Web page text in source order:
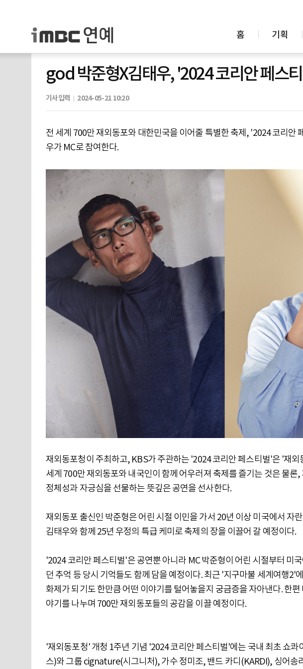
홈 기획
god 박준형X김태우, '2024 코리안 페스
기사입력 2024-05-21 10:20
전 세계 700만 재외동포와 대한민국을 이어줄 특별한 축제, '2024 코리안
우가 MC로 참여한다.
재외동포청이 주최하고, KBS가 주관하는 '2024 코리안 페스티벌'은 '재
세계 700만 재외동포와 내국인이 함께 어우러져 축제를 즐기는 것은 물론
정체성과 자긍심을 선물하는 뜻깊은 공연을 선사한다.
재외동포 출신인 박준형은 어린 시절 이민을 가서 20년 이상 미국에서 자
김태우와 함께 25년 우정의 특급 케미로 축제의 장을 이끌어 갈 예정이다.
'2024 코리안 페스티벌'은 공연뿐 아니라 MC 박준형이 어린 시절부터 미
던 추억 등 당시 기억들도 함께 담을 예정이다. 최근 '지구마불 세계여행2'
화제가 되기도 한만큼 어떤 이야기를 털어놓을지 궁금증을 자아낸다. 한
야기를 나누며 700만 재외동포들의 공감을 이끌 예정이다.
'재외동포청' 개청 1주년 기념 '2024 코리안 페스티벌'에는 국내 최초 쇼
스)와 그룹 cignature(시그니처), 가수 정미조, 밴드 카디(KARDI), 싱어송